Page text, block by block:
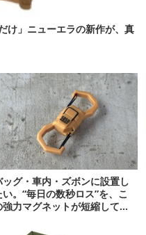
け」ニューエラの新作が、真
ッグ・車内・ズボンに設置し
い。“毎日の数秒ロス”を、こ
強力マグネットが短縮してく